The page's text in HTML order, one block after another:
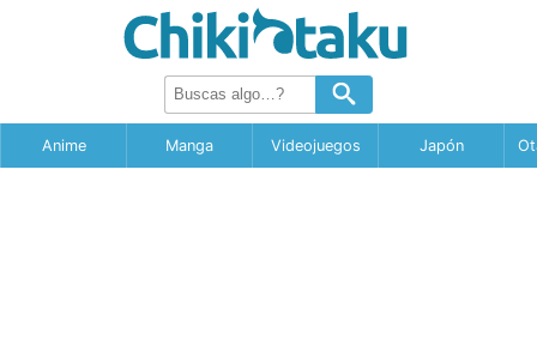
Anime Manga Videojuegos Japón